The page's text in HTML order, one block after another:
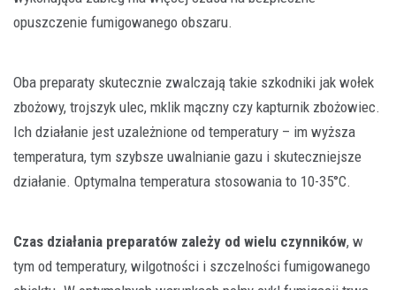
opuszczenie fumigowanego obszaru.
Oba preparaty skutecznie zwalczają takie szkodniki jak wołek
zbożowy, trojszyk ulec, mklik mączny czy kapturnik zbożowiec.
Ich działanie jest uzależnione od temperatury – im wyższa
temperatura, tym szybsze uwalnianie gazu i skuteczniejsze
działanie. Optymalna temperatura stosowania to 10-35°C.
Czas działania preparatów zależy od wielu czynników, w
tym od temperatury, wilgotności i szczelności fumigowanego